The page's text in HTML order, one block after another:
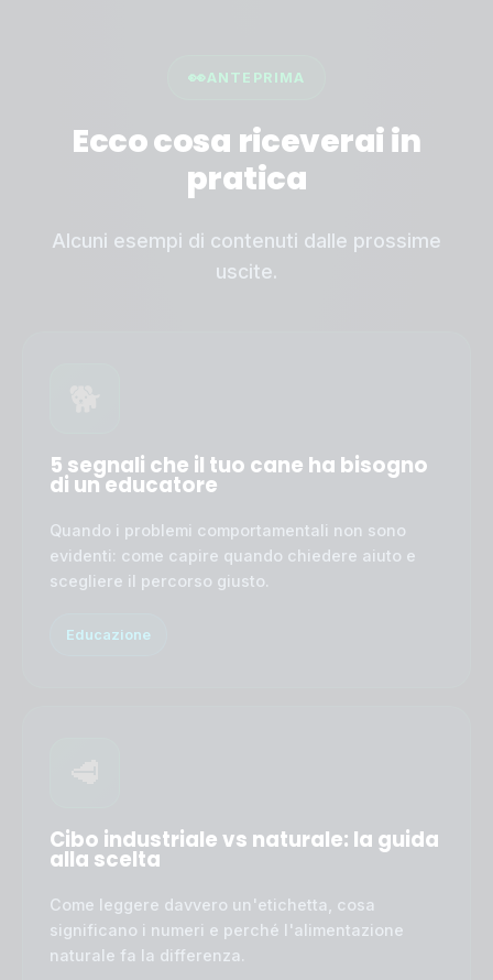
👀ANTEPRIMA
Ecco cosa riceverai in
pratica
Alcuni esempi di contenuti dalle prossime
uscite.
5 segnali che il tuo cane ha bisogno
di un educatore
Quando i problemi comportamentali non sono
evidenti: come capire quando chiedere aiuto e
scegliere il percorso giusto.
Educazione
Cibo industriale vs naturale: la guida
alla scelta
Come leggere davvero un'etichetta, cosa
significano i numeri e perché l'alimentazione
naturale fa la differenza.